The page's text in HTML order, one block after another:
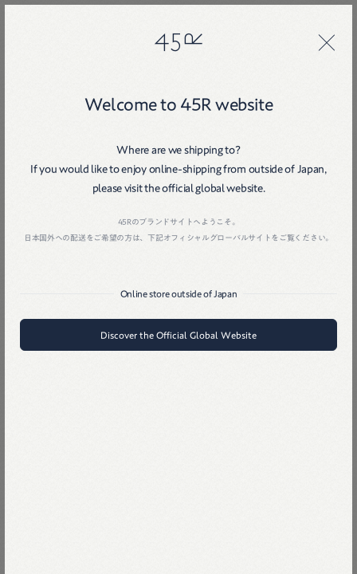
45R
45R
Welcome to 45R website
Where are we shipping to?
If you would like to enjoy online-shipping from outside of Japan,
please visit the official global website.
45Rのブランドサイトへようこそ。
日本国外への配送をご希望の方は、下記オフィシャルグローバルサイトをご覧ください。
Online store outside of Japan
Discover the Official Global Website